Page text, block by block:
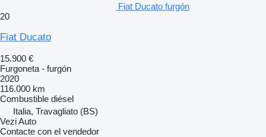
Fiat Ducato furgón
20
Fiat Ducato
15.900 €
Furgoneta - furgón
2020
116.000 km
Combustible diésel
Italia, Travagliato (BS)
Vezi Auto
Contacte con el vendedor